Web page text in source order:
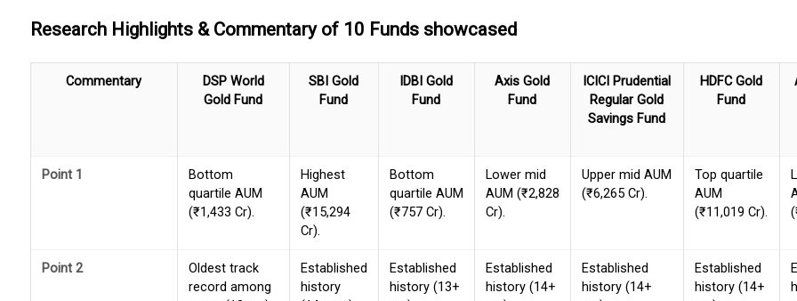
Research Highlights & Commentary of 10 Funds showcased
Commentary
DSP World
Gold Fund
SBI Gold
Fund
IDBI Gold
Fund
Axis Gold
Fund
ICICI Prudential
Regular Gold
Savings Fund
HDFC Gold
Fund
Point 1
Bottom
quartile AUM
(₹1,433 Cr).
Highest
AUM
(₹15,294
Cr).
Bottom
quartile AUM
(₹757 Cr).
Lower mid
AUM (₹2,828
Cr).
Upper mid AUM
(₹6,265 Cr).
Top quartile
AUM
(₹11,019 Cr).
Point 2
Oldest track
record among
Established
history
Established
history (13+
Established
history (14+
Established
history (14+
Established
history (14+